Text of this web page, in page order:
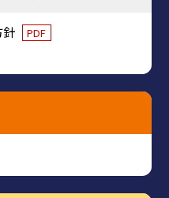
PDF